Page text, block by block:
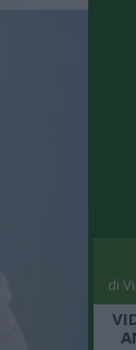
di